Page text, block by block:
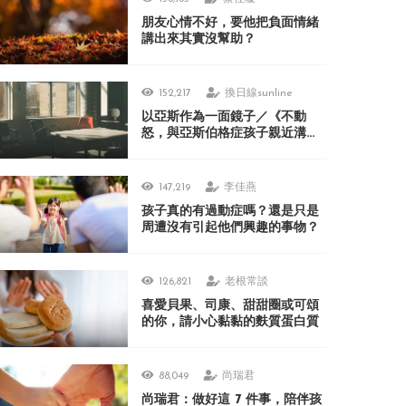
朋友心情不好，要他把負面情緒
講出來其實沒幫助？
152,217 換日線sunline
以亞斯作為一面鏡子／《不動
怒，與亞斯伯格症孩子親近溝
147,219 李佳燕
孩子真的有過動症嗎？還是只是
周遭沒有引起他們興趣的事物？
126,821 老根常談
喜愛貝果、司康、甜甜圈或可頌
的你，請小心黏黏的麩質蛋白質
88,049 尚瑞君
尚瑞君：做好這 7 件事，陪伴孩